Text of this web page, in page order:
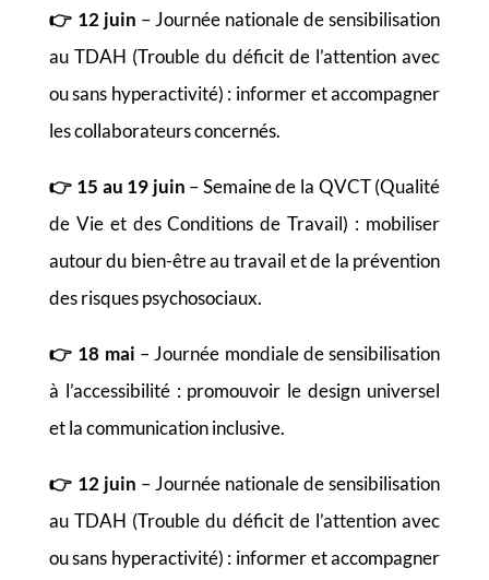
👉 12 juin – Journée nationale de sensibilisation
au TDAH (Trouble du déficit de l’attention avec
ou sans hyperactivité) : informer et accompagner
les collaborateurs concernés.
👉 15 au 19 juin – Semaine de la QVCT (Qualité
de Vie et des Conditions de Travail) : mobiliser
autour du bien-être au travail et de la prévention
des risques psychosociaux.
👉 18 mai – Journée mondiale de sensibilisation
à l’accessibilité : promouvoir le design universel
et la communication inclusive.
👉 12 juin – Journée nationale de sensibilisation
au TDAH (Trouble du déficit de l’attention avec
ou sans hyperactivité) : informer et accompagner